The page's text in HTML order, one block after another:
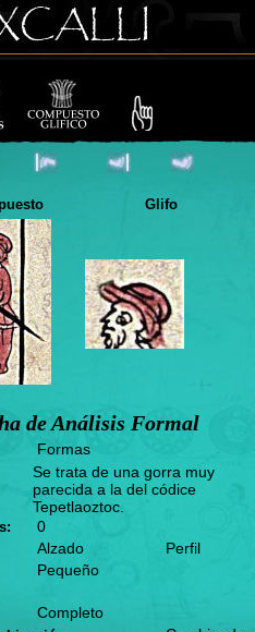
Glifo
de Análisis Formal
Formas
Se trata de una gorra muy
parecida a la del códice
Tepetlaoztoc.
0
Alzado Perfil
Pequeño
Completo